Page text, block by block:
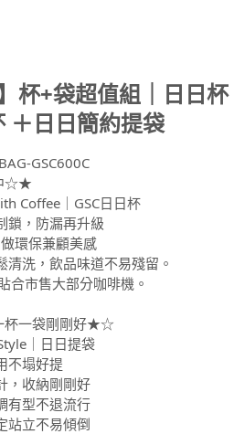
】杯+袋超值組｜日日杯
日日簡約提袋
GSC600C
☆★
Coffee｜GSC日日杯
鎖，防漏再升級
環保兼顧美感
洗，飲品味道不易殘留。
市售大部分咖啡機。
杯一袋剛剛好★☆
｜日日提袋
不塌好提
，收納剛剛好
有型不退流行
站立不易傾倒